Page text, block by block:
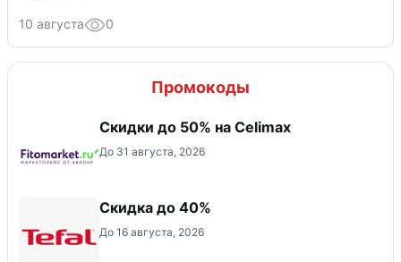
10 августа 0
Промокоды
Скидки до 50% на Celimax
До 31 августа, 2026
Скидка до 40%
До 16 августа, 2026